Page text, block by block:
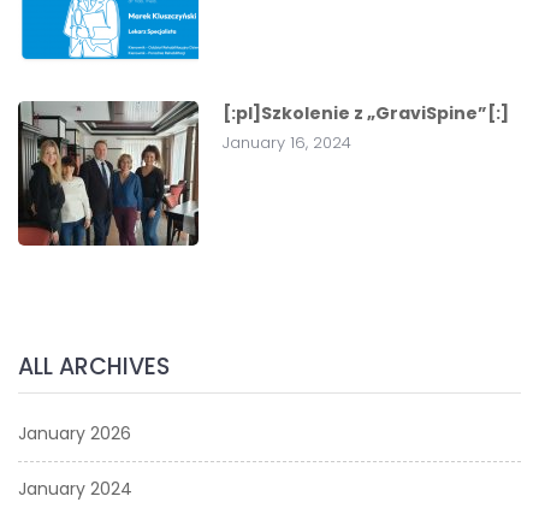
[:pl]Szkolenie z „GraviSpine”[:]
January 16, 2024
ALL ARCHIVES
January 2026
January 2024